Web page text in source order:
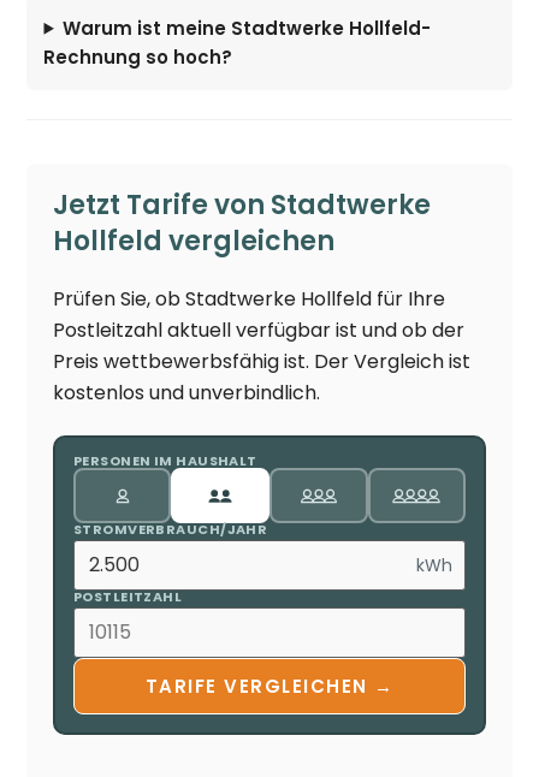
Warum ist meine Stadtwerke Hollfeld-
Rechnung so hoch?
Jetzt Tarife von Stadtwerke
Hollfeld vergleichen
Prüfen Sie, ob Stadtwerke Hollfeld für Ihre
Postleitzahl aktuell verfügbar ist und ob der
Preis wettbewerbsfähig ist. Der Vergleich ist
kostenlos und unverbindlich.
PERSONEN IM HAUSHALT
STROMVERBRAUCH/JAHR
kWh
POSTLEITZAHL
TARIFE VERGLEICHEN →